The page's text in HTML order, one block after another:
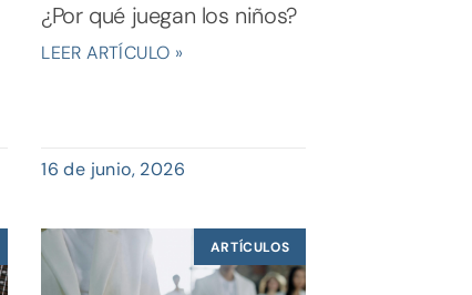
¿Por qué juegan los niños?
LEER ARTÍCULO »
16 de junio, 2026
ARTÍCULOS